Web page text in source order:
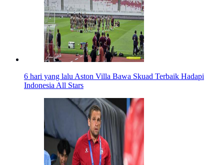
6 hari yang lalu Aston Villa Bawa Skuad Terbaik Hadapi
Indonesia All Stars